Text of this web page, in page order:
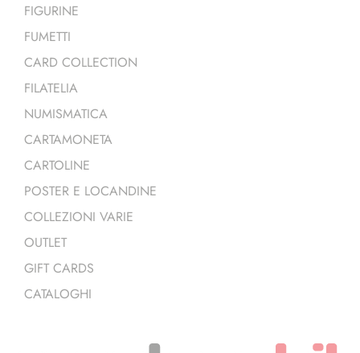
FIGURINE
FUMETTI
CARD COLLECTION
FILATELIA
NUMISMATICA
CARTAMONETA
CARTOLINE
POSTER E LOCANDINE
COLLEZIONI VARIE
OUTLET
GIFT CARDS
CATALOGHI